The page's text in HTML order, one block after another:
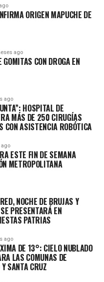
ORIGEN MAPUCHE DE
ago
CON DROGA EN
ago
HOSPITAL DE
MÁS DE 250 CIRUGÍAS
CON ASISTENCIA ROBÓTICA
ESTE FIN DE SEMANA
METROPOLITANA
NOCHE DE BRUJAS Y
PRESENTARÁ EN
PATRIAS
ago
DE 13°: CIELO NUBLADO
LAS COMUNAS DE
SANTA CRUZ